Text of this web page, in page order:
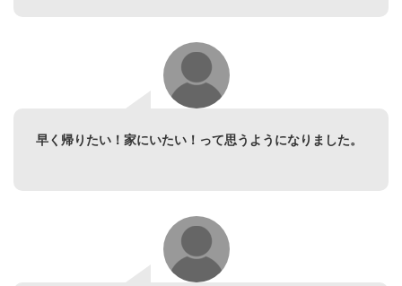
早く帰りたい！家にいたい！って思うようになりました。